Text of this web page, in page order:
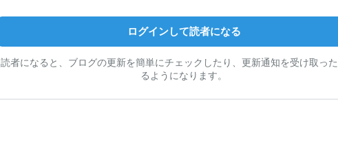
ログインして読者になる
読者になると、ブログの更新を簡単にチェックしたり、更新通知を受け取っ
るようになります。